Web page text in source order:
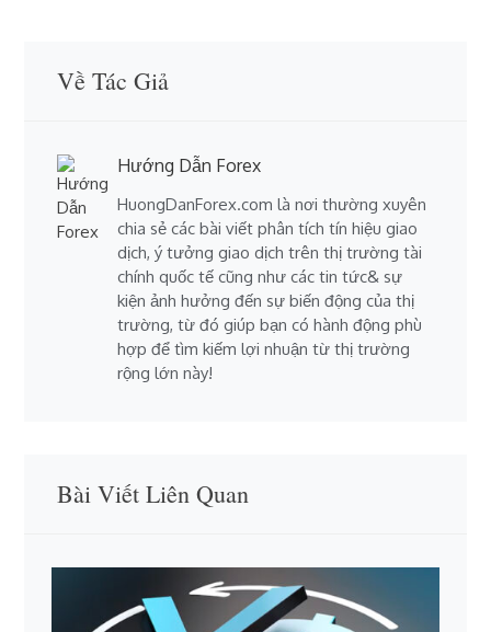
Về Tác Giả
Hướng Dẫn Forex
HuongDanForex.com là nơi thường xuyên
chia sẻ các bài viết phân tích tín hiệu giao
dịch, ý tưởng giao dịch trên thị trường tài
chính quốc tế cũng như các tin tức& sự
kiện ảnh hưởng đến sự biến động của thị
trường, từ đó giúp bạn có hành động phù
hợp để tìm kiếm lợi nhuận từ thị trường
rộng lớn này!
Bài Viết Liên Quan